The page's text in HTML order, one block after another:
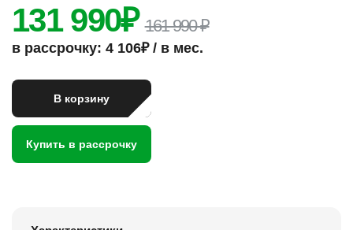
131 990₽ 161 990 ₽
в рассрочку: 4 106₽ / в мес.
В корзину
Купить в рассрочку